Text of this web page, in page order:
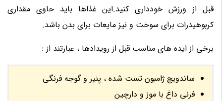
قبل از ورزش خودداری کنید.این غذاها باید حاوی مقداری
کربوهیدرات برای سوخت و نیز مایعات برای بدن باشد.
برخی از ایده های مناسب قبل از رویدادها ، عبارتند از :
ساندویچ ژامبون تست شده ، پنیر و گوجه فرنگی
فرنی داغ با موز و دارچین